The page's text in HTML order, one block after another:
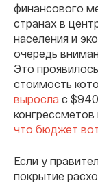
финансового
странах в
населения и
очередь
Это
стоимость
выросла с
что бюджет
Если у
покрытие